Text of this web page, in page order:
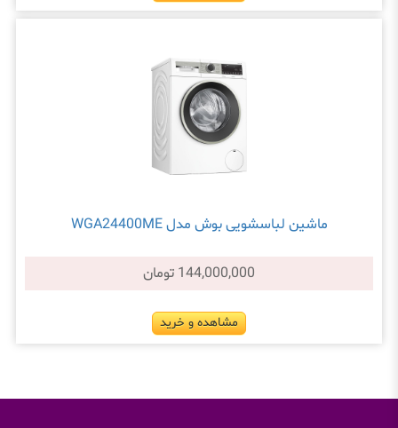
ماشین لباسشویی بوش مدل WGA24400ME
144,000,000 تومان
مشاهده و خرید